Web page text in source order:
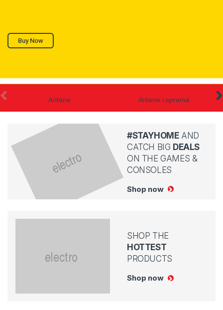
Buy Now
Antene Antene i oprema
#STAYHOMEAND
CATCH BIG DEALS
ON THE GAMES &
CONSOLES
Shop now
SHOP THE
HOTTEST
PRODUCTS
Shop now